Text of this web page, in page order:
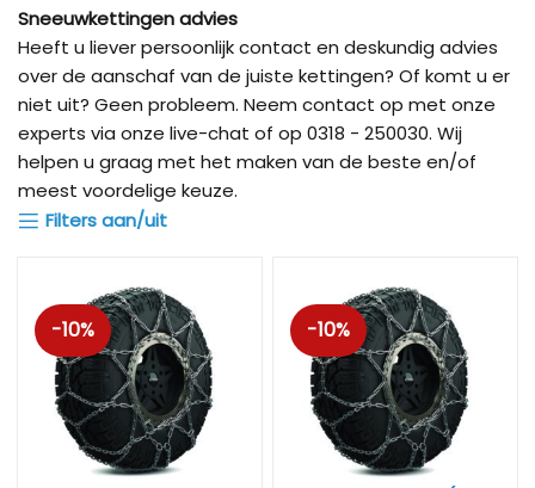
Sneeuwkettingen advies
Heeft u liever persoonlijk contact en deskundig advies
over de aanschaf van de juiste kettingen? Of komt u er
niet uit? Geen probleem. Neem contact op met onze
experts via onze live-chat of op 0318 - 250030. Wij
helpen u graag met het maken van de beste en/of
meest voordelige keuze.
Filters aan/uit
-10% -10%